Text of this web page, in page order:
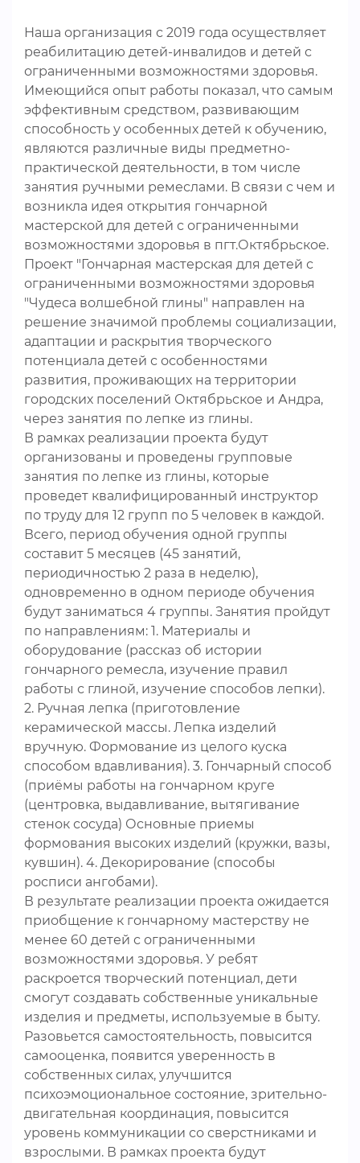
Наша организация с 2019 года осуществляет
реабилитацию детей-инвалидов и детей с
ограниченными возможностями здоровья.
Имеющийся опыт работы показал, что самым
эффективным средством, развивающим
способность у особенных детей к обучению,
являются различные виды предметно-
практической деятельности, в том числе
занятия ручными ремеслами. В связи с чем и
возникла идея открытия гончарной
мастерской для детей с ограниченными
возможностями здоровья в пгт.Октябрьское.
Проект "Гончарная мастерская для детей с
ограниченными возможностями здоровья
"Чудеса волшебной глины" направлен на
решение значимой проблемы социализации,
адаптации и раскрытия творческого
потенциала детей с особенностями
развития, проживающих на территории
городских поселений Октябрьское и Андра,
через занятия по лепке из глины.
В рамках реализации проекта будут
организованы и проведены групповые
занятия по лепке из глины, которые
проведет квалифицированный инструктор
по труду для 12 групп по 5 человек в каждой.
Всего, период обучения одной группы
составит 5 месяцев (45 занятий,
периодичностью 2 раза в неделю),
одновременно в одном периоде обучения
будут заниматься 4 группы. Занятия пройдут
по направлениям: 1. Материалы и
оборудование (рассказ об истории
гончарного ремесла, изучение правил
работы с глиной, изучение способов лепки).
2. Ручная лепка (приготовление
керамической массы. Лепка изделий
вручную. Формование из целого куска
способом вдавливания). 3. Гончарный способ
(приёмы работы на гончарном круге
(центровка, выдавливание, вытягивание
стенок сосуда) Основные приемы
формования высоких изделий (кружки, вазы,
кувшин). 4. Декорирование (способы
росписи ангобами).
В результате реализации проекта ожидается
приобщение к гончарному мастерству не
менее 60 детей с ограниченными
возможностями здоровья. У ребят
раскроется творческий потенциал, дети
смогут создавать собственные уникальные
изделия и предметы, используемые в быту.
Разовьется самостоятельность, повысится
самооценка, появится уверенность в
собственных силах, улучшится
психоэмоциональное состояние, зрительно-
двигательная координация, повысится
уровень коммуникации со сверстниками и
взрослыми. В рамках проекта будут